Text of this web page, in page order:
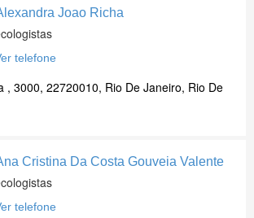
Joao Richa
telefone
, 3000, 22720010, Rio De Janeiro, Rio De
Cristina Da Costa Gouveia Valente
telefone